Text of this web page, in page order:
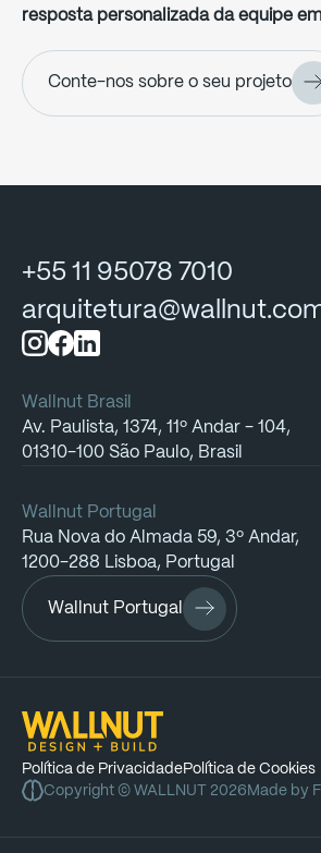
resposta personalizada da equipe
Conte-nos sobre o seu projeto
+55 11 95078 7010
Wallnut Brasil
Av. Paulista, 1374, 11º Andar - 104,
01310-100 São Paulo, Brasil
Wallnut Portugal
Rua Nova do Almada 59, 3º Andar,
1200-288 Lisboa, Portugal
Wallnut Portugal
Política de PrivacidadePolítica de Cookies
Copyright © WALLNUT 2026 Made by